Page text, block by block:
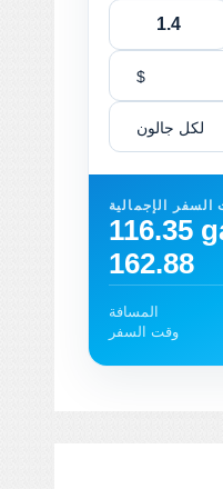
$
لكل جالون
السفر الإجمالية
116.35
162.88
المسافة
وقت السفر